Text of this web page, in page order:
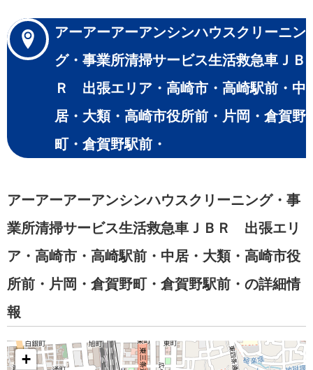
アーアーアーアンシンハウスクリーニン
グ・事業所清掃サービス生活救急車ＪＢ
Ｒ 出張エリア・高崎市・高崎駅前・中
居・大類・高崎市役所前・片岡・倉賀野
町・倉賀野駅前・
アーアーアーアンシンハウスクリーニング・事
業所清掃サービス生活救急車ＪＢＲ 出張エリ
ア・高崎市・高崎駅前・中居・大類・高崎市役
所前・片岡・倉賀野町・倉賀野駅前・の詳細情
報
+